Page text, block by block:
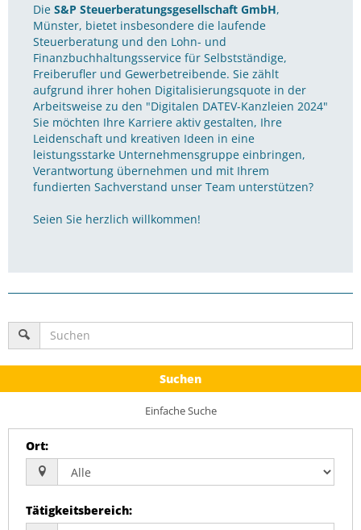
Die S&P Steuerberatungsgesellschaft GmbH,
Münster, bietet insbesondere die laufende
Steuerberatung und den Lohn- und
Finanzbuchhaltungsservice für Selbstständige,
Freiberufler und Gewerbetreibende. Sie zählt
aufgrund ihrer hohen Digitalisierungsquote in der
Arbeitsweise zu den "Digitalen DATEV-Kanzleien 2024"
Sie möchten Ihre Karriere aktiv gestalten, Ihre
Leidenschaft und kreativen Ideen in eine
leistungsstarke Unternehmensgruppe einbringen,
Verantwortung übernehmen und mit Ihrem
fundierten Sachverstand unser Team unterstützen?
Seien Sie herzlich willkommen!
Suchen
Einfache Suche
Ort:
Tätigkeitsbereich: